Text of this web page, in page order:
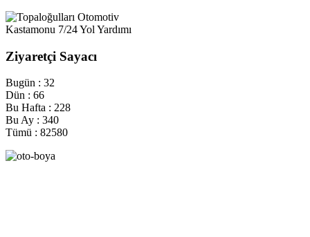
Ziyaretçi Sayacı
Bugün : 32
Dün : 66
Bu Hafta : 228
Bu Ay : 340
Tümü : 82580